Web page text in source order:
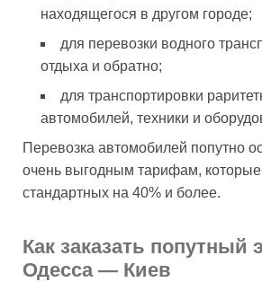
находящегося в другом городе;
для перевозки водного
отдыха и обратно;
для транспортировки
автомобилей, техники и
Перевозка автомобилей попутно
очень выгодным тарифам,
стандартных на 40% и более.
Как заказать попутный
Одесса — Киев